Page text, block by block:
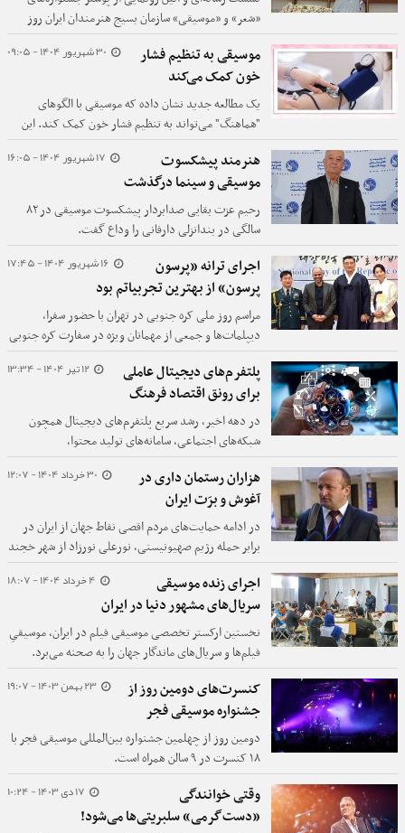
«شعر» و «موسیقی» سازمان بسیج هنرمندان ایران روز
یکشنبه هجدهم آبان در دانشگاه جامع انقلاب اسلامی
برگزار شد.
30 شهریور 1404 - 09:05
موسیقی به تنظیم فشار
خون کمک می‌کند
یک مطالعه جدید نشان داده که موسیقی با الگوهای
"هماهنگ" می‌تواند به تنظیم فشار خون کمک کند. این
یافته‌ها می‌توانند در آینده زمینه‌ساز استفاده از
موسیقی‌درمانی برای پیشگیری و درمان مشکلات قلبی
شوند.
17 شهریور 1404 - 16:05
هنرمند پیشکسوت
موسیقی و سینما درگذشت
رحیم عزت بقایی صدابردار پیشکسوت موسیقی در ۸۲
سالگی در بندانزلی دارفانی را وداع گفت.
16 شهریور 1404 - 17:45
اجرای ترانه «پرسون
پرسون» از بهترین تجربیاتم بود
مراسم روز ملی کره جنوبی در تهران با حضور سفرا،
دیپلمات‌ها و جمعی از مهمانان ویژه در سفارت کره جنوبی
در ایران برگزار شد.
12 تیر 1404 - 13:34
پلتفرم‌های دیجیتال عاملی
برای رونق اقتصاد فرهنگ
در دهه اخیر، رشد سریع پلتفرم‌های دیجیتال همچون
شبکه‌های اجتماعی، سامانه‌های تولید محتوا،
اپلیکیشن‌های بومی، بازی‌های رایانه‌ای و بازارهای فرهنگی
آنلاین، معادله تولید، انتقال و مصرف فرهنگ را در ایران
متحول کرده است.
30 خرداد 1404 - 12:07
هزاران رستمان داری در
آغوش و برَت ایران
در ادامه حمایت‌های مردم اقصی نقاط جهان از ایران در
برابر حمله رژیم صهیونیستی، نورعلی نورزاد از شهر خجند
تاجیکستان شعری سروده که مضمون آن دعای تاجیکان
برای ایران بزرگ است.
4 خرداد 1404 - 18:07
اجرای زنده موسیقی
سریال‌های مشهور دنیا در ایران
نخستین ارکستر تخصصی موسیقی فیلم در ایران، موسیقیِ
فیلم‌ها و سریال‌های ماندگار جهان را به صحنه می‌برد.
23 بهمن 1403 - 19:07
کنسرت‌های دومین روز از
جشنواره موسیقی فجر
دومین روز از چهلمین جشنواره بین‌المللی موسیقی فجر با
۱۸ کنسرت در ۹ سالن همراه است.
17 دی 1403 - 10:24
وقتی خوانندگی
«دست‌گرمی» سلبریتی‌ها می‌شود!